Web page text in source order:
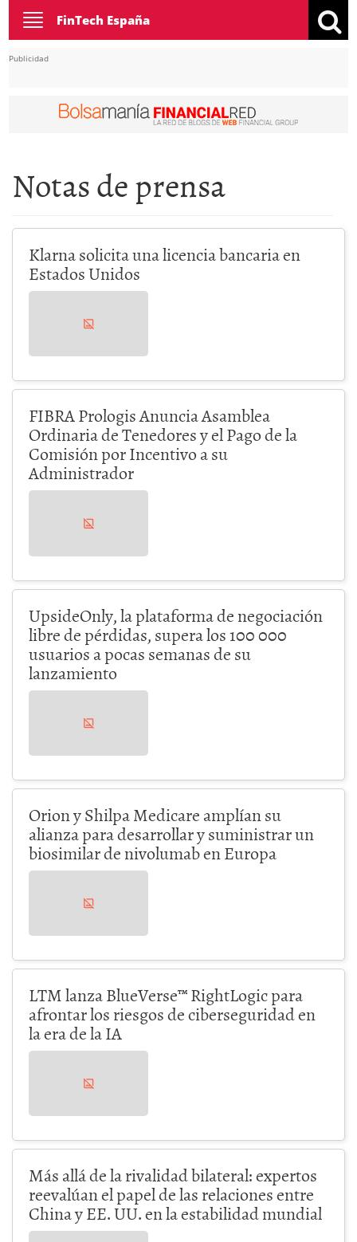
Toggle
navigation
FinTech España
Publicidad
Notas de prensa
Klarna solicita una licencia bancaria en
Estados Unidos
FIBRA Prologis Anuncia Asamblea
Ordinaria de Tenedores y el Pago de la
Comisión por Incentivo a su
Administrador
UpsideOnly, la plataforma de negociación
libre de pérdidas, supera los 100 000
usuarios a pocas semanas de su
lanzamiento
Orion y Shilpa Medicare amplían su
alianza para desarrollar y suministrar un
biosimilar de nivolumab en Europa
LTM lanza BlueVerse™ RightLogic para
afrontar los riesgos de ciberseguridad en
la era de la IA
Más allá de la rivalidad bilateral: expertos
reevalúan el papel de las relaciones entre
China y EE. UU. en la estabilidad mundial